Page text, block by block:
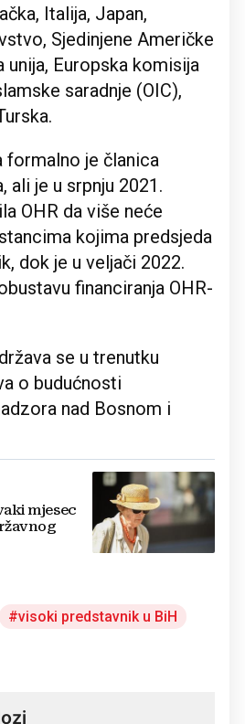
Italija, Japan,
Sjedinjene Američke
unija, Europska komisija
saradnje (OIC),
formalno je članica
ali je u srpnju 2021.
OHR da više neće
kojima predsjeda
dok je u veljači 2022.
financiranja OHR-
se u trenutku
o budućnosti
nad Bosnom i
mjesec
visoki predstavnik u BiH